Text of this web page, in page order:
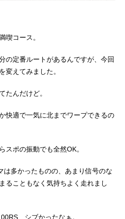
喫コース。
の定番ルートがあるんですが、今回
変えてみました。
たんだけど。
快適で一気に北までワープできるの
スポの振動でも全然OK。
は多かったものの、あまり信号のな
ることもなく気持ちよく走れまし
、シブかったなぁ。